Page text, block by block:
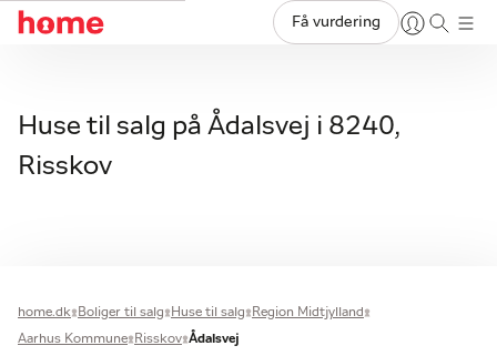
Få vurdering
Huse til salg på Ådalsvej i 8240,
Risskov
home.dk Boliger til salg Huse til salg
Region Midtjylland
Aarhus Kommune
Risskov Ådalsvej